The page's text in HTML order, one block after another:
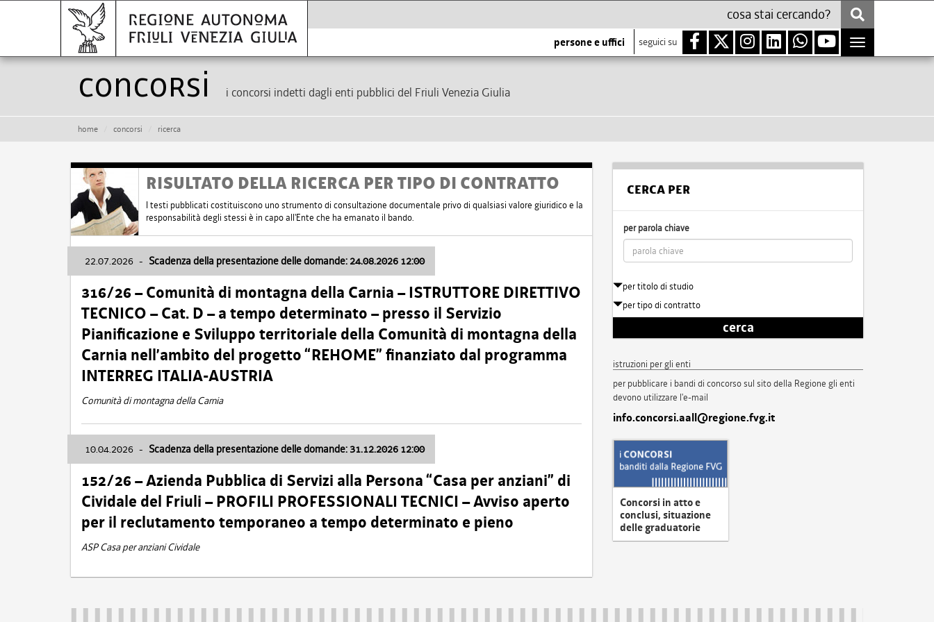
persone e uffici seguici su
Toggle
navigation
Concorsi i concorsi indetti dagli enti pubblici del Friuli Venezia Giulia
home concorsi ricerca
RISULTATO DELLA RICERCA PER TIPO DI CONTRATTO
I testi pubblicati costituiscono uno strumento di consultazione documentale privo di qualsiasi valore giuridico e la
responsabilità degli stessi è in capo all'Ente che ha emanato il bando.
22.07.2026 - Scadenza della presentazione delle domande: 24.08.2026 12:00
316/26 – Comunità di montagna della Carnia – ISTRUTTORE DIRETTIVO
TECNICO – Cat. D – a tempo determinato – presso il Servizio
Pianificazione e Sviluppo territoriale della Comunità di montagna della
Carnia nell’ambito del progetto “REHOME” finanziato dal programma
INTERREG ITALIA-AUSTRIA
Comunità di montagna della Carnia
10.04.2026 - Scadenza della presentazione delle domande: 31.12.2026 12:00
152/26 – Azienda Pubblica di Servizi alla Persona “Casa per anziani” di
Cividale del Friuli – PROFILI PROFESSIONALI TECNICI – Avviso aperto
per il reclutamento temporaneo a tempo determinato e pieno
ASP Casa per anziani Cividale
CERCA PER
per parola chiave
per titolo di studio
per tipo di contratto
cerca
istruzioni per gli enti
per pubblicare i bandi di concorso sul sito della Regione gli enti
devono utilizzare l'e-mail
info.concorsi.aall@regione.fvg.it
Concorsi in atto e
conclusi, situazione
delle graduatorie